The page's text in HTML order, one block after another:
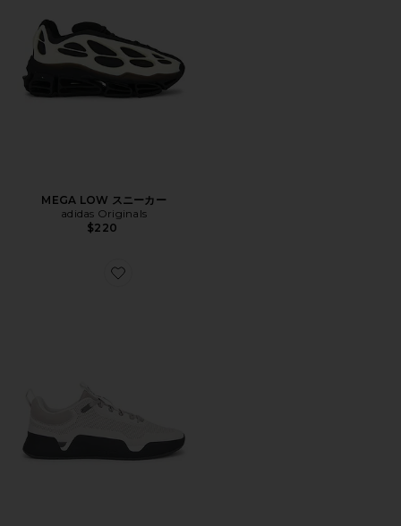
MEGA LOW スニーカー
adidas Originals
$220
Favorite MOVE スニーカー